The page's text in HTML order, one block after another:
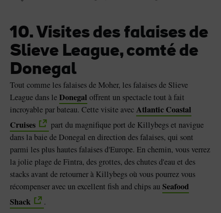
10. Visites des falaises de
Slieve League, comté de
Donegal
Tout comme les falaises de Moher, les falaises de Slieve
League dans leDonegal offrent un spectacle tout à fait
incroyable par bateau. Cette visite avecAtlantic Coastal
Cruises
part du magnifique port de Killybegs et navigue
dans la baie de Donegal en direction des falaises, qui sont
parmi les plus hautes falaises d'Europe. En chemin, vous verrez
la jolie plage de Fintra, des grottes, des chutes d'eau et des
stacks avant de retourner à Killybegs où vous pourrez vous
récompenser avec un excellent fish and chips au Seafood
Shack
.